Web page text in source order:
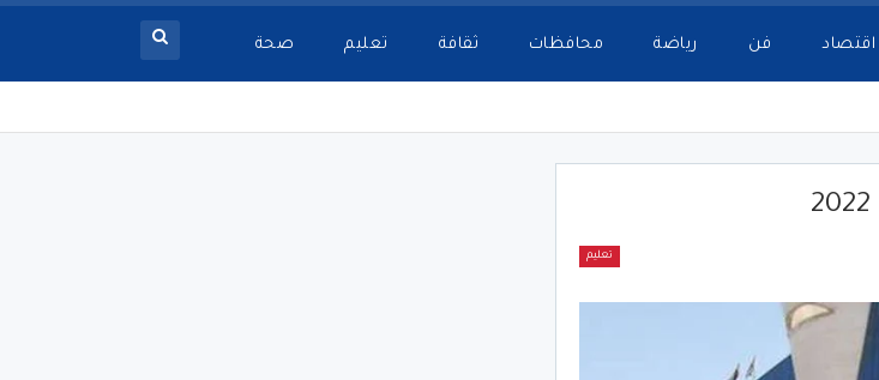
اقتصاد فن رياضة محافظات ثقافة تعليم صحة
تعليم